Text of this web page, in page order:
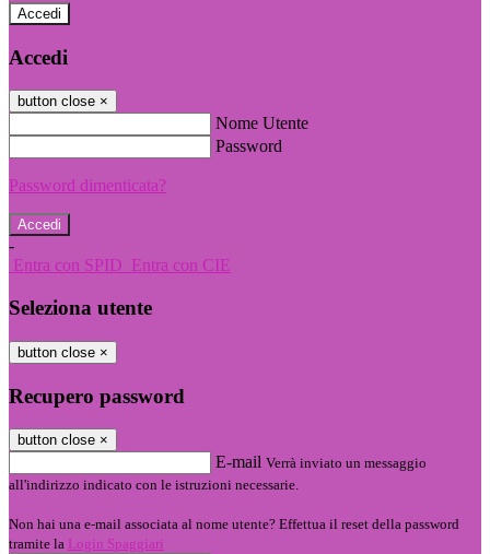
Accedi
Accedi
button close ×
Nome Utente
Password
Password dimenticata?
-
Entra con SPID Entra con CIE
Seleziona utente
button close ×
Recupero password
button close ×
E-mail Verrà inviato un messaggio
all'indirizzo indicato con le istruzioni necessarie.
Non hai una e-mail associata al nome utente? Effettua il reset della password
tramite la Login Spaggiari